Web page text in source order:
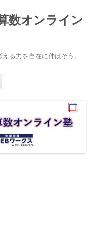
オンライン
る力を自在に伸ばそう。